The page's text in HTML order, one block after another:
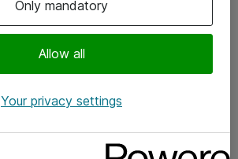
Only mandatory
Allow all
Your privacy settings